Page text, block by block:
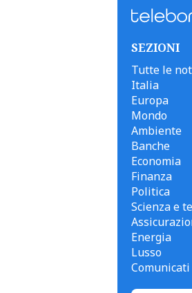
SEZIONI
Tutte le
Italia
Europa
Mondo
Ambiente
Banche
Economia
Finanza
Politica
Scienza e
Energia
Lusso